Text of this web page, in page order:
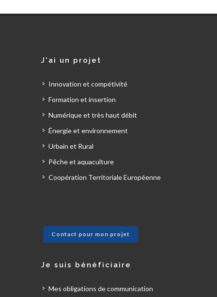
J'ai un projet
Innovation et compétivité
Formation et insertion
Numérique et très haut débit
Énergie et environnement
Urbain et Rural
Pêche et aquaculture
Coopération Territoriale Européenne
Contact pour mon projet
Je suis bénéficiaire
Mes obligations de communication